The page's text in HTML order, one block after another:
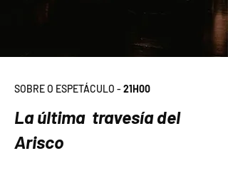
SOBRE O ESPETÁCULO - 21H00
La última travesía del
Arisco